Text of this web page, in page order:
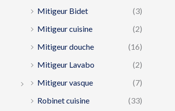
Mitigeur Bidet
(3)
Mitigeur cuisine
(2)
Mitigeur douche
(16)
Mitigeur Lavabo
(2)
Mitigeur vasque
(7)
Robinet cuisine
(33)